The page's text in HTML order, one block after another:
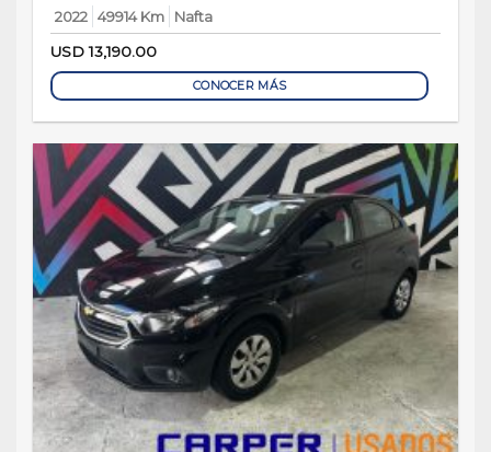
2022 49914 Km
Nafta
USD13,190.00
CONOCER MÁS